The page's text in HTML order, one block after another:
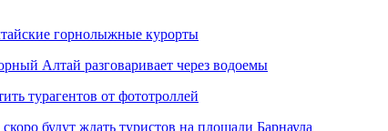
горнолыжные курорты
Алтай разговаривает через водоемы
турагентов от фототроллей
будут ждать туристов на площади Барнаула